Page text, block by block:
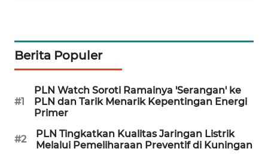
Berita Populer
#1
PLN Watch Soroti Ramainya 'Serangan' ke
PLN dan Tarik Menarik Kepentingan Energi
Primer
#2
PLN Tingkatkan Kualitas Jaringan Listrik
Melalui Pemeliharaan Preventif di Kuningan
WN
WN